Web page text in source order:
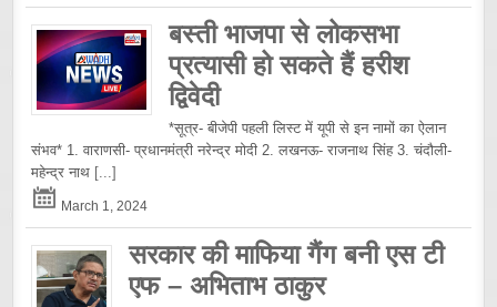
बस्ती भाजपा से लोकसभा
प्रत्यासी हो सकते हैं हरीश
द्विवेदी
*सूत्र- बीजेपी पहली लिस्ट में यूपी से इन नामों का ऐलान
संभव* 1. वाराणसी- प्रधानमंत्री नरेन्द्र मोदी 2. लखनऊ- राजनाथ सिंह 3. चंदौली-
महेन्द्र नाथ [...]
March 1, 2024
सरकार की माफिया गैंग बनी एस टी
एफ – अभिताभ ठाकुर